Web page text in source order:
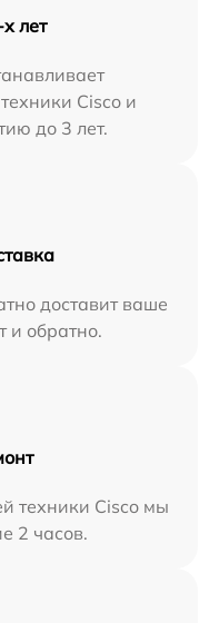
лет
Cisco и
до 3 лет.
доставит ваше
и обратно.
техники Cisco мы
2 часов.